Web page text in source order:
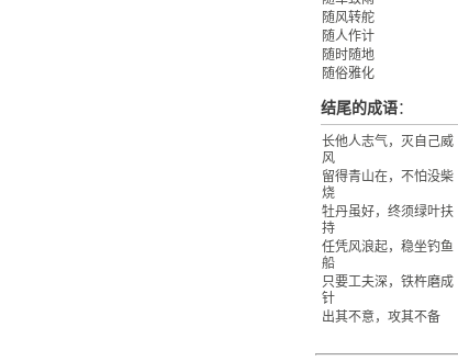
随风转舵
随人作计
随时随地
随俗雅化
结尾的成语：
长他人志气，灭自己威
风
留得青山在，不怕没柴
烧
牡丹虽好，终须绿叶扶
持
任凭风浪起，稳坐钓鱼
船
只要工夫深，铁杵磨成
针
出其不意，攻其不备